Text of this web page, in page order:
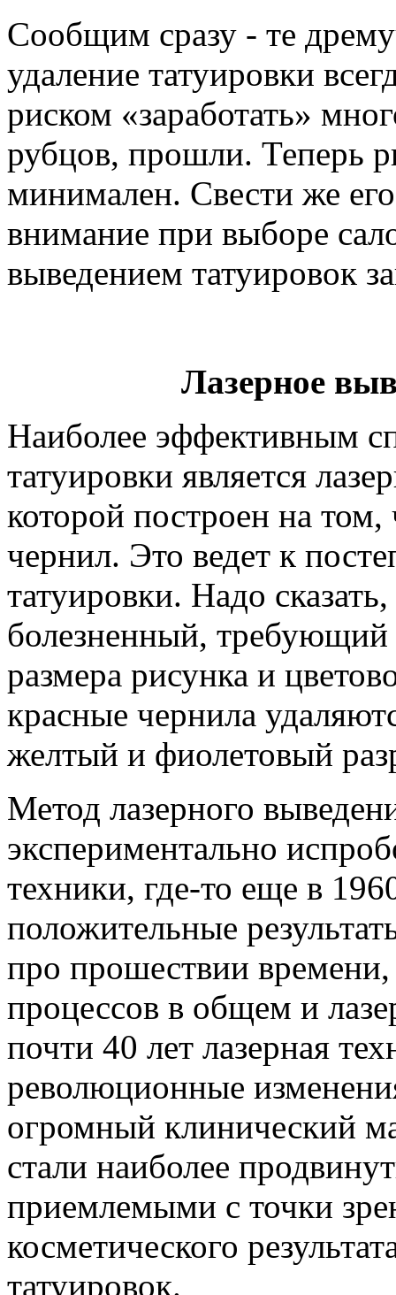
Сообщим сразу - те
удаление татуировки
риском «заработать»
рубцов, прошли. Теперь
минимален. Свести же
внимание при выборе
выведением татуировок
Лазерное
Наиболее эффективным
татуировки является
которой построен на
чернил. Это ведет к
татуировки. Надо
болезненный, требующий
размера рисунка и
красные чернила
желтый и фиолетовый
Метод лазерного
экспериментально
техники, где-то еще в
положительные
про прошествии
процессов в общем и
почти 40 лет лазерная
революционные
огромный клинический
стали наиболее
приемлемыми с точки
косметического
татуировок.